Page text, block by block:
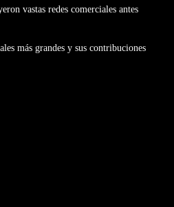
vastas redes comerciales antes
más grandes y sus contribuciones